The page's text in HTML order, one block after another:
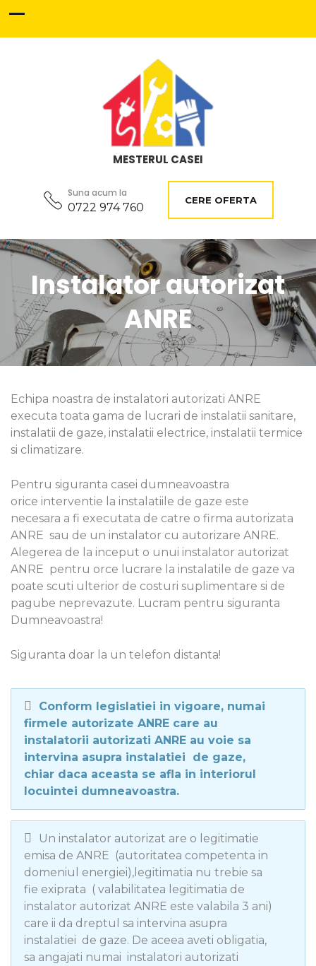
MESTERUL CASEI
Suna acum la
0722 974 760
CERE OFERTA
Instalator autorizat
ANRE
Echipa noastra de instalatori autorizati ANRE
executa toata gama de lucrari de instalatii sanitare,
instalatii de gaze, instalatii electrice, instalatii termice
si climatizare.
Pentru siguranta casei dumneavoastra
orice interventie la instalatiile de gaze este
necesara a fi executata de catre o firma autorizata
ANRE sau de un instalator cu autorizare ANRE.
Alegerea de la inceput o unui instalator autorizat
ANRE pentru orce lucrare la instalatile de gaze va
poate scuti ulterior de costuri suplimentare si de
pagube neprevazute. Lucram pentru siguranta
Dumneavoastra!
Siguranta doar la un telefon distanta!
Conform legislatiei in vigoare, numai
firmele autorizate ANRE care au
instalatorii autorizati ANRE au voie sa
intervina asupra instalatiei de gaze,
chiar daca aceasta se afla in interiorul
locuintei dumneavoastra.
Un instalator autorizat are o legitimatie
emisa de ANRE (autoritatea competenta in
domeniul energiei),legitimatia nu trebie sa
fie exiprata ( valabilitatea legitimatia de
instalator autorizat ANRE este valabila 3 ani)
care ii da dreptul sa intervina asupra
instalatiei de gaze. De aceea aveti obligatia,
sa angajati numai instalatori autorizati